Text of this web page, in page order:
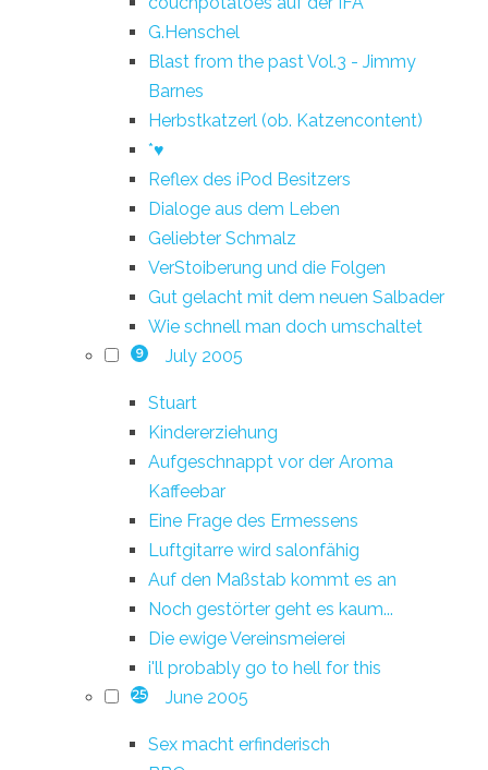
G.Henschel
Blast from the past Vol.3 - Jimmy
Barnes
Herbstkatzerl (ob. Katzencontent)
*♥
Reflex des iPod Besitzers
Dialoge aus dem Leben
Geliebter Schmalz
VerStoiberung und die Folgen
Gut gelacht mit dem neuen Salbader
Wie schnell man doch umschaltet
9 July 2005
Stuart
Kindererziehung
Aufgeschnappt vor der Aroma
Kaffeebar
Eine Frage des Ermessens
Luftgitarre wird salonfähig
Auf den Maßstab kommt es an
Noch gestörter geht es kaum...
Die ewige Vereinsmeierei
i'll probably go to hell for this
25 June 2005
Sex macht erfinderisch